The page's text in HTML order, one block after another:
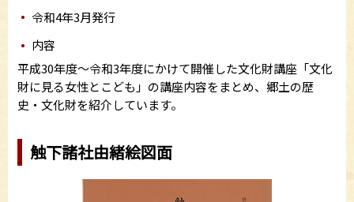
令和4年3月発行
内容
平成30年度～令和3年度にかけて開催した文化財講座「文化
財に見る女性とこども」の講座内容をまとめ、郷土の歴
史・文化財を紹介しています。
触下諸社由緒絵図面